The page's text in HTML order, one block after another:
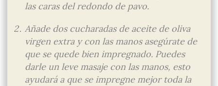
las caras del redondo de pavo.
Añade dos cucharadas de aceite de oliva
virgen extra y con las manos asegúrate de
que se quede bien impregnado. Puedes
darle un leve masaje con las manos, esto
ayudará a que se impregne mejor toda la